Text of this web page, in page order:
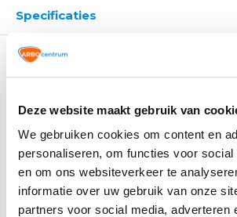
Deze website maakt gebruik van
We gebruiken cookies om content en
personaliseren, om functies voor social
en om ons websiteverkeer te
informatie over uw gebruik van onze
partners voor social media, adverteren
Specificaties
Gerelateerde producten